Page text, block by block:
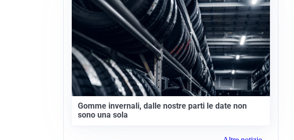
Gomme invernali, dalle nostre parti le date non
sono una sola